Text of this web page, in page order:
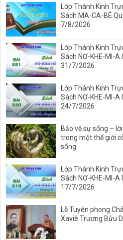
Lớp Thánh Kinh
Sách MA-CA-BÊ
7/8/2026
Lớp Thánh Kinh
Sách NƠ-KHE-MI-A
31/7/2026
Lớp Thánh Kinh
Sách NƠ-KHE-MI-A
24/7/2026
Bảo vệ sự sống –
trong một thế giới
sống
Lớp Thánh Kinh
Sách NƠ-KHE-MI-A
17/7/2026
Lễ Tuyên phong
Xaviê Trương Bửu